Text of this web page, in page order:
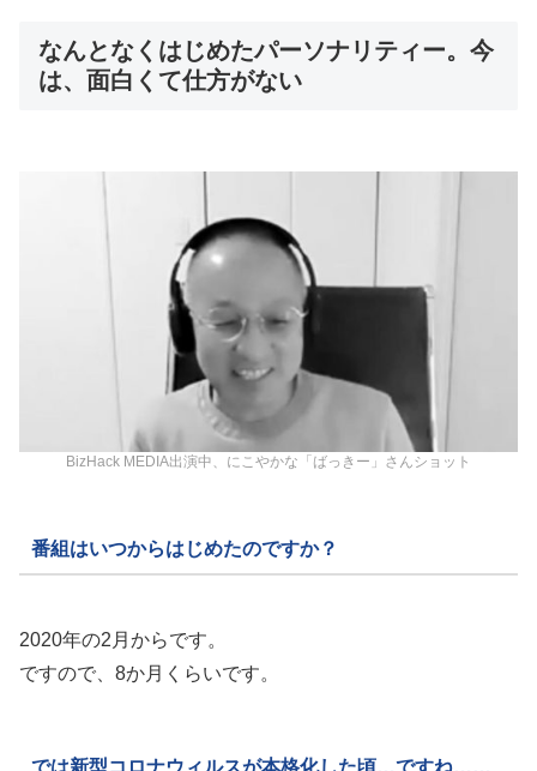
なんとなくはじめたパーソナリティー。今
は、面白くて仕方がない
BizHack MEDIA出演中、にこやかな「ばっきー」さんショット
番組はいつからはじめたのですか？
2020年の2月からです。
ですので、8か月くらいです。